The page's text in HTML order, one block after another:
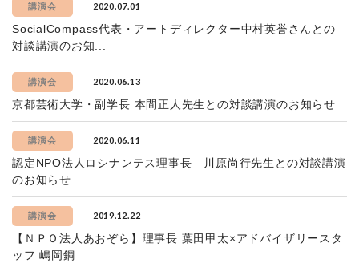
講演会 2020.07.01
SocialCompass代表・アートディレクター中村英誉さんとの
対談講演のお知...
講演会 2020.06.13
京都芸術大学・副学長 本間正人先生との対談講演のお知らせ
講演会 2020.06.11
認定NPO法人ロシナンテス理事長 川原尚行先生との対談講演
のお知らせ
講演会 2019.12.22
【ＮＰＯ法人あおぞら】理事長 葉田甲太×アドバイザリースタ
ッフ 嶋岡鋼